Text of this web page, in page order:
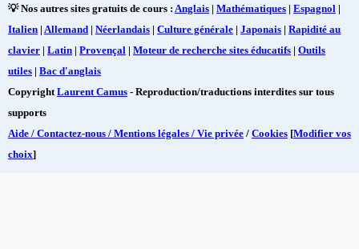
💡 Nos autres sites gratuits de cours : Anglais | Mathématiques | Espagnol |
Italien | Allemand | Néerlandais | Culture générale | Japonais | Rapidité au
clavier | Latin | Provençal | Moteur de recherche sites éducatifs | Outils
utiles | Bac d'anglais
Copyright Laurent Camus - Reproduction/traductions interdites sur tous
supports
Aide / Contactez-nous / Mentions légales / Vie privée / Cookies [Modifier vos
choix]